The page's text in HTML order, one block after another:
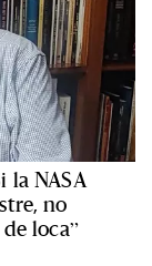
la NASA
no
loca”